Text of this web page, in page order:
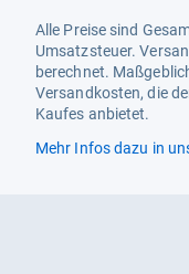
Alle Preise sind
Umsatzsteuer.
berechnet.
Versandkosten, die
Kaufes anbietet.
Mehr Infos dazu in